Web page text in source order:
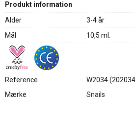
Produkt information
Alder
3-4 år
Mål
10,5 ml.
Reference
W2034
Mærke
Snails